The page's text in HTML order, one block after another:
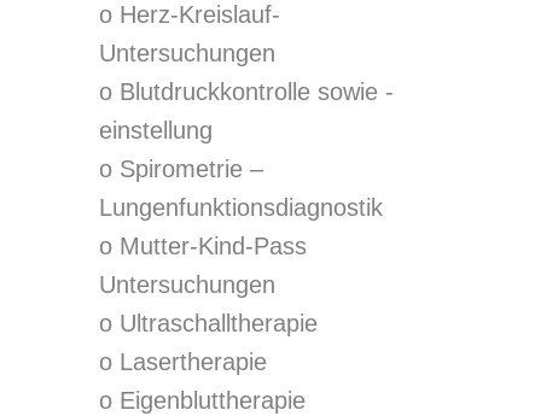
o Herz-Kreislauf-
Untersuchungen
o Blutdruckkontrolle sowie -
einstellung
o Spirometrie –
Lungenfunktionsdiagnostik
o Mutter-Kind-Pass
Untersuchungen
o Ultraschalltherapie
o Lasertherapie
o Eigenbluttherapie